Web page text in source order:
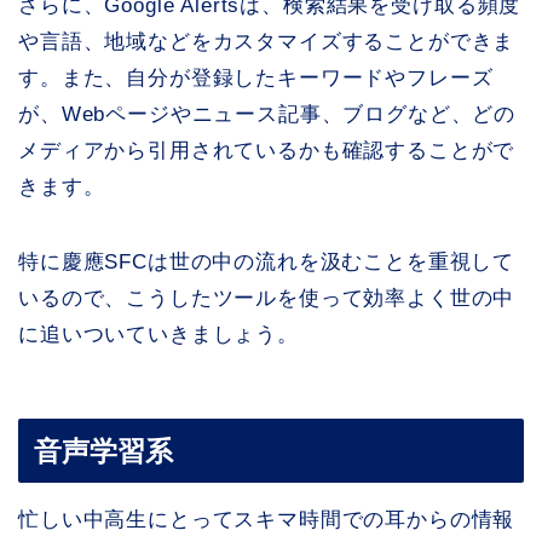
さらに、Google Alertsは、検索結果を受け取る頻度
や言語、地域などをカスタマイズすることができま
す。また、自分が登録したキーワードやフレーズ
が、Webページやニュース記事、ブログなど、どの
メディアから引用されているかも確認することがで
きます。
特に慶應SFCは世の中の流れを汲むことを重視して
いるので、こうしたツールを使って効率よく世の中
に追いついていきましょう。
音声学習系
忙しい中高生にとってスキマ時間での耳からの情報